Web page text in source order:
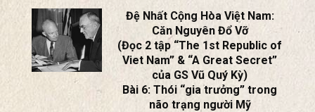
Đệ Nhất Cộng Hòa Việt Nam:
Căn Nguyên Đổ Vỡ
(Đọc 2 tập “The 1st Republic of
Viet Nam” & “A Great Secret”
của GS Vũ Quý Kỳ)
Bài 6: Thói “gia trưởng” trong
não trạng người Mỹ